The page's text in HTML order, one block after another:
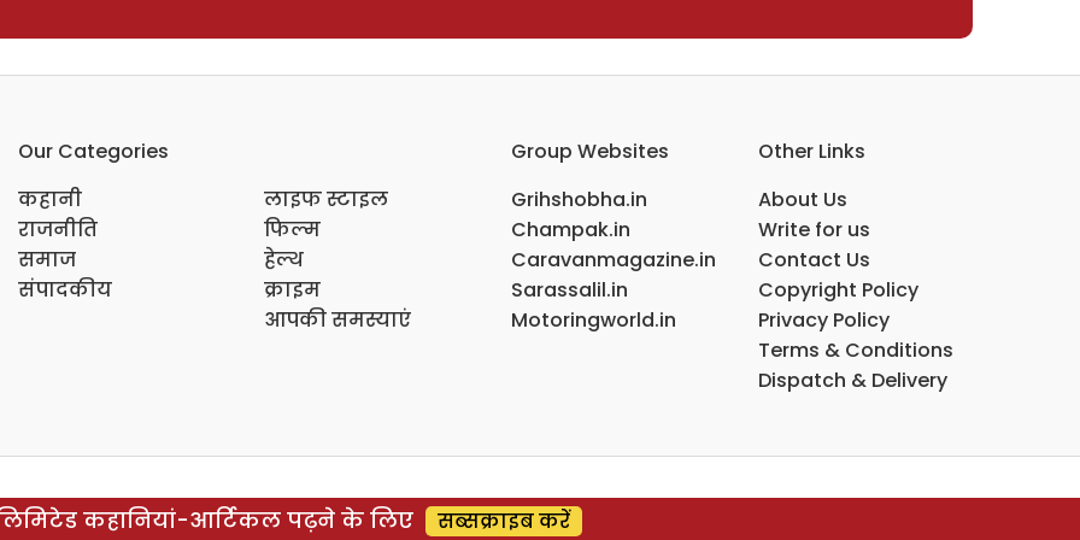
Our Categories
कहानी
राजनीति
समाज
संपादकीय
लाइफ स्टाइल
फिल्म
हेल्थ
क्राइम
आपकी समस्याएं
Group Websites
Grihshobha.in
Champak.in
Caravanmagazine.in
Sarassalil.in
Motoringworld.in
Other Links
About Us
Write for us
Contact Us
Copyright Policy
Privacy Policy
Terms & Conditions
Dispatch & Delivery
कहानियां-आर्टिकल पढ़ने के लिए सब्सक्राइब करें